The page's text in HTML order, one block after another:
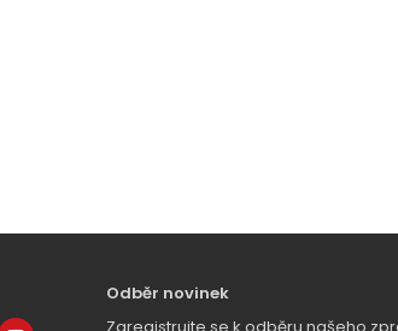
Odběr novinek